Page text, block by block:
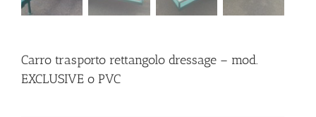
Carro trasporto rettangolo dressage – mod.
EXCLUSIVE o PVC